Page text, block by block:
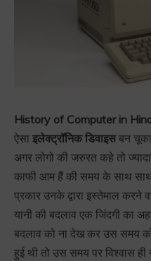
History of Computer in
ऐसा इलेक्ट्रॉनिक डिवाइसबन
अगर लोगो की जरुरत कहे तो
काफी आम हैं की समय के साथ
प्रकार उनके द्वारा इस्तेमाल करने
यानी की बदलाव एक जिंदगी का
बदलाव को ना देख कर उस समय
हुई थी तो उस समय पर विश्वास ही